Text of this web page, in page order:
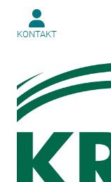
KONTAKT